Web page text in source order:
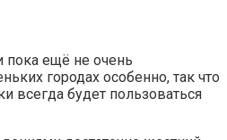
пока ещё не очень
городах особенно, так что
всегда будет пользоваться